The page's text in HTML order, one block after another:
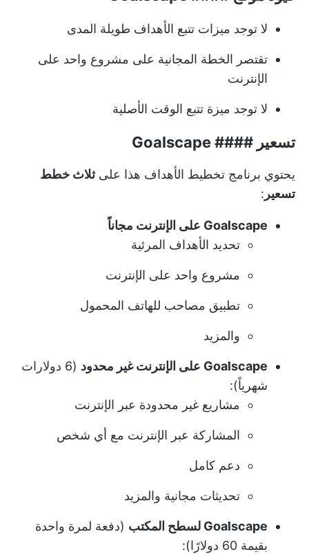
لا توجد ميزات تتبع الأهداف طويلة المدى
تقتصر الخطة المجانية على مشروع واحد على
الإنترنت
لا توجد ميزة تتبع الوقت الأصلية
تسعير #### Goalscape
يحتوي برنامج تخطيط الأهداف هذا علىثلاث خطط
تسعير :
Goalscape على الإنترنت مجاناً
تحديد الأهداف المرئية
مشروع واحد على الإنترنت
تطبيق مصاحب للهاتف المحمول
والمزيد
Goalscape على الإنترنت غير محدود
(6 دولارات
شهرياً):
مشاريع غير محدودة عبر الإنترنت
المشاركة عبر الإنترنت مع أي شخص
دعم كامل
تحديثات مجانية والمزيد
Goalscape لسطح المكتب
(دفعة لمرة واحدة
بقيمة 60 دولارًا):